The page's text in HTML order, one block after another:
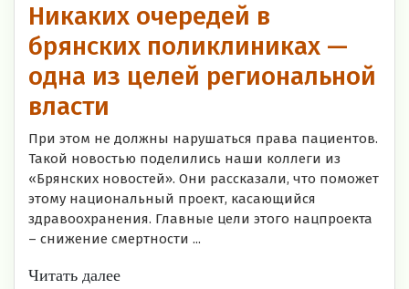
Никаких очередей в
брянских поликлиниках —
одна из целей региональной
власти
При этом не должны нарушаться права пациентов.
Такой новостью поделились наши коллеги из
«Брянских новостей». Они рассказали, что поможет
этому национальный проект, касающийся
здравоохранения. Главные цели этого нацпроекта
– снижение смертности ...
Читать далее